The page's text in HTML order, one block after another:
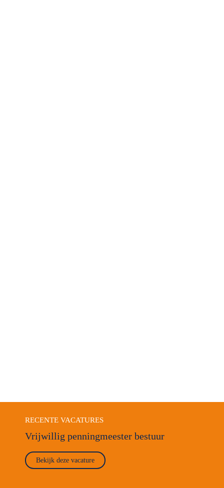
RECENTE VACATURES
Vrijwillig penningmeester bestuur
Bekijk deze vacature